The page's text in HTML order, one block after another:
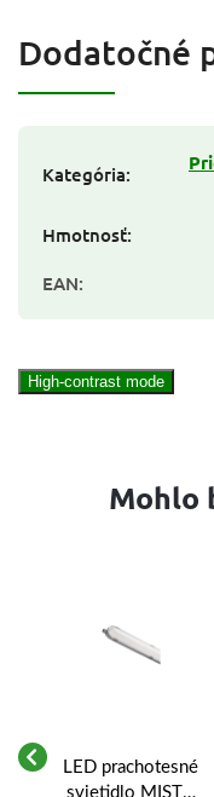
Dodatočné
Kategória:
Hmotnosť:
EAN:
High-contrast mode
Mohlo
LED prachotesné
svietidlo MISTY